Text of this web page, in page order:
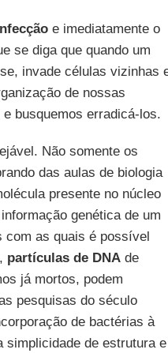
e imediatamente o
se diga que quando um
invade células vizinhas
de nossas
busquemos erradicá-los.
Não somente os
das aulas de biologia
presente no núcleo
genética de um
com as quais é possível
partículas de DNAde
já mortos, podem
pesquisas do século
de bactérias à
simplicidade de estrutura e